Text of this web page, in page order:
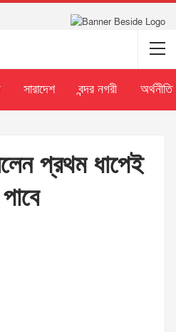
সারাদেশ বন্দর নগরী অর্থনীতি
প্রথম ধাপেই